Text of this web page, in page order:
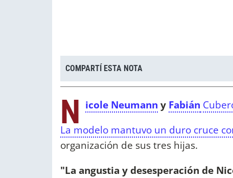
COMPARTÍ ESTA NOTA
N icole Neumann y Fabián
La modelo mantuvo un duro cruce
organización de sus tres hijas.
"La angustia y desesperación de